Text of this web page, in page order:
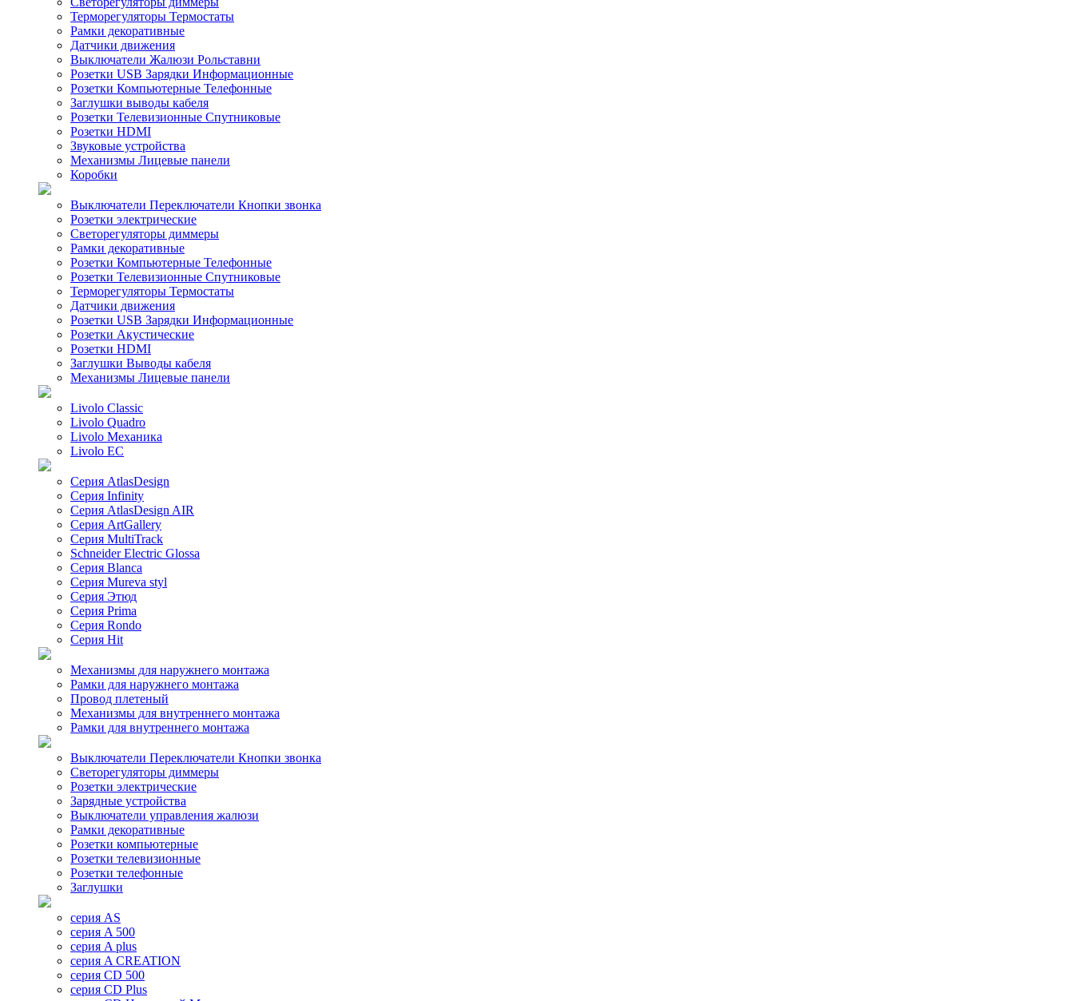
Терморегуляторы Термостаты
Рамки декоративные
Датчики движения
Выключатели Жалюзи Рольставни
Розетки USB Зарядки Информационные
Розетки Компьютерные Телефонные
Заглушки выводы кабеля
Розетки Телевизионные Спутниковые
Розетки HDMI
Звуковые устройства
Механизмы Лицевые панели
Коробки
Выключатели Переключатели Кнопки звонка
Розетки электрические
Светорегуляторы диммеры
Рамки декоративные
Розетки Компьютерные Телефонные
Розетки Телевизионные Спутниковые
Терморегуляторы Термостаты
Датчики движения
Розетки USB Зарядки Информационные
Розетки Акустические
Розетки HDMI
Заглушки Выводы кабеля
Механизмы Лицевые панели
Livolo Classic
Livolo Quadro
Livolo Механика
Livolo EC
Серия AtlasDesign
Серия Infinity
Серия AtlasDesign AIR
Серия ArtGallery
Серия MultiTrack
Schneider Electric Glossa
Серия Blanca
Серия Mureva styl
Серия Этюд
Серия Prima
Серия Rondo
Серия Hit
Механизмы для наружнего монтажа
Рамки для наружнего монтажа
Провод плетеный
Механизмы для внутреннего монтажа
Рамки для внутреннего монтажа
Выключатели Переключатели Кнопки звонка
Светорегуляторы диммеры
Розетки электрические
Зарядные устройства
Выключатели управления жалюзи
Рамки декоративные
Розетки компьютерные
Розетки телевизионные
Розетки телефонные
Заглушки
серия AS
серия A 500
серия A plus
серия A CREATION
серия CD 500
серия CD Plus